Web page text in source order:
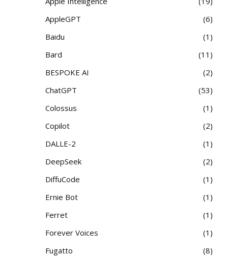
AppleGPT
6
Baidu
1
Bard
11
BESPOKE AI
2
ChatGPT
53
Colossus
1
Copilot
2
DALLE-2
1
DeepSeek
2
DiffuCode
1
Ernie Bot
1
Ferret
1
Forever Voices
1
Fugatto
8